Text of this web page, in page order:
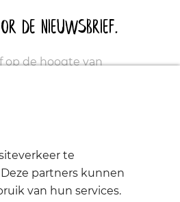
de nieuwsbrief.
op de hoogte van
te
partners kunnen
van hun services.